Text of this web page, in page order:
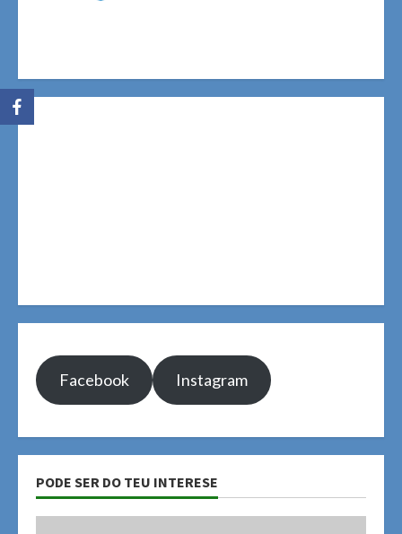
Facebook Instagram
PODE SER DO TEU INTERESE